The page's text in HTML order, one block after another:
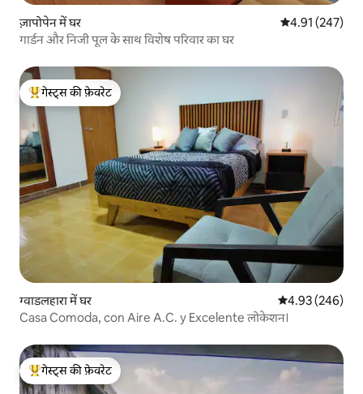
ज़ापोपेन में घर औसत रेटिंग 5 में से
4.91 (247)
गार्डन और निजी पूल के साथ विशेष परिवार का घर
गेस्ट्स का टॉप फ़ेवरेट
गेस्ट्स की फ़ेवरेट
ग्वाडलहारा में घर औसत रेटिंग 5 में से
4.93 (246)
Casa Comoda, con Aire A.C. y Excelente लोकेशन।
गेस्ट्स का टॉप फ़ेवरेट
गेस्ट्स की फ़ेवरेट